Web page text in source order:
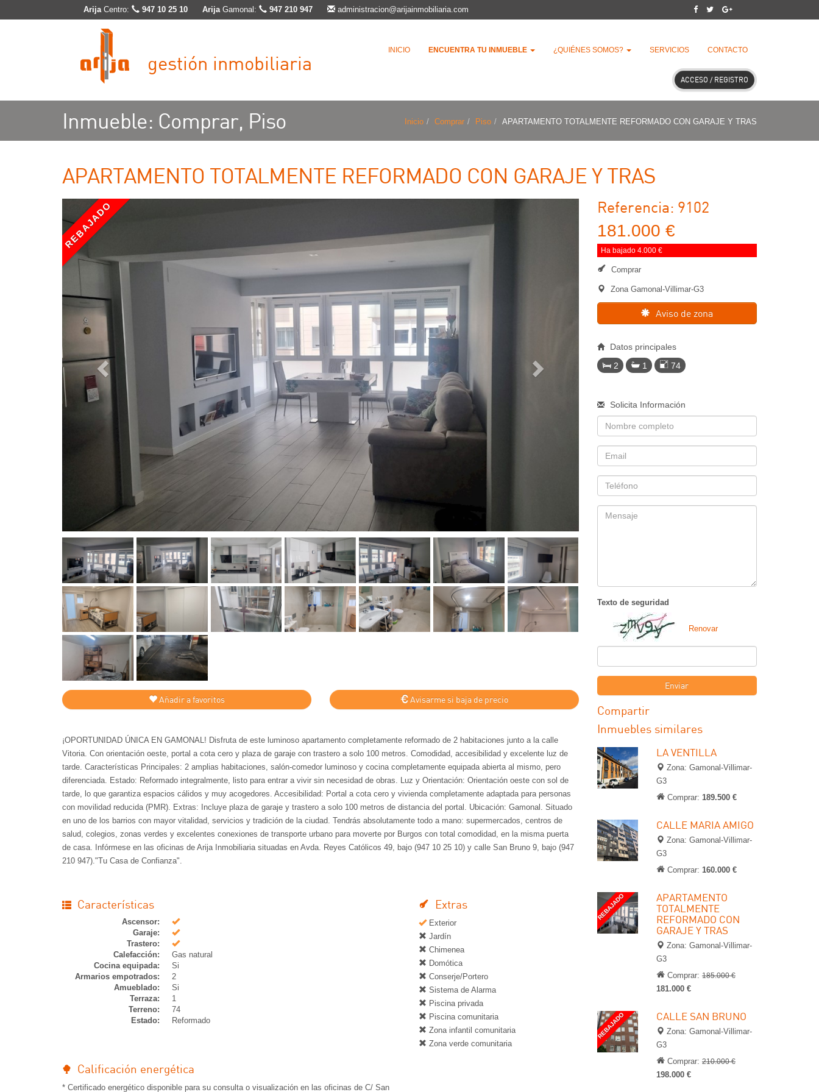
ArijaCentro: 947 10 25 10 ArijaGamonal: 947 210 947 administracion@arijainmobiliaria.com
gestión inmobiliaria
INICIO ENCUENTRA TU INMUEBLE ¿QUIÉNES SOMOS? SERVICIOS CONTACTO
ACCESO / REGISTRO
Inicio Comprar Piso APARTAMENTO TOTALMENTE REFORMADO CON GARAJE Y TRAS
Inmueble: Comprar, Piso
APARTAMENTO TOTALMENTE REFORMADO CON GARAJE Y TRAS
REBAJADO
Añadir a favoritos Avisarme si baja de precio
¡OPORTUNIDAD ÚNICA EN GAMONAL! Disfruta de este luminoso apartamento completamente reformado de 2 habitaciones junto a la calle
Vitoria. Con orientación oeste, portal a cota cero y plaza de garaje con trastero a solo 100 metros. Comodidad, accesibilidad y excelente luz de
tarde. Características Principales: 2 amplias habitaciones, salón-comedor luminoso y cocina completamente equipada abierta al mismo, pero
diferenciada. Estado: Reformado integralmente, listo para entrar a vivir sin necesidad de obras. Luz y Orientación: Orientación oeste con sol de
tarde, lo que garantiza espacios cálidos y muy acogedores. Accesibilidad: Portal a cota cero y vivienda completamente adaptada para personas
con movilidad reducida (PMR). Extras: Incluye plaza de garaje y trastero a solo 100 metros de distancia del portal. Ubicación: Gamonal. Situado
en uno de los barrios con mayor vitalidad, servicios y tradición de la ciudad. Tendrás absolutamente todo a mano: supermercados, centros de
salud, colegios, zonas verdes y excelentes conexiones de transporte urbano para moverte por Burgos con total comodidad, en la misma puerta
de casa. Infórmese en las oficinas de Arija Inmobiliaria situadas en Avda. Reyes Católicos 49, bajo (947 10 25 10) y calle San Bruno 9, bajo (947
210 947)."Tu Casa de Confianza".
Características
Ascensor:
Si
Garaje:
Si
Trastero:
Si
Calefacción:
Gas natural
Cocina equipada:
Si
Armarios empotrados:
2
Amueblado:
Si
Terraza:
1
Terreno:
74
Estado:
Reformado
Extras
Exterior
Jardín
Chimenea
Domótica
Conserje/Portero
Sistema de Alarma
Piscina privada
Piscina comunitaria
Zona infantil comunitaria
Zona verde comunitaria
Calificación energética
* Certificado energético disponible para su consulta o visualización en las oficinas de C/ San
Referencia: 9102
181.000 €
Ha bajado 4.000 €
Comprar
Zona Gamonal-Villimar-G3
Aviso de zona
Datos principales
2
1 74
Solicita Información
Nombre
Email
Telefono
Mensaje
Texto de seguridad
Renovar
Enviar
Compartir
Inmuebles similares
LA VENTILLA
Zona: Gamonal-Villimar-
G3
Comprar: 189.500 €
CALLE MARIA AMIGO
Zona: Gamonal-Villimar-
G3
Comprar: 160.000 €
REBAJADO
APARTAMENTO
TOTALMENTE
REFORMADO CON
GARAJE Y TRAS
Zona: Gamonal-Villimar-
G3
Comprar: 185.000 €
181.000 €
REBAJADO CALLE SAN BRUNO
Zona: Gamonal-Villimar-
G3
Comprar: 210.000 €
198.000 €